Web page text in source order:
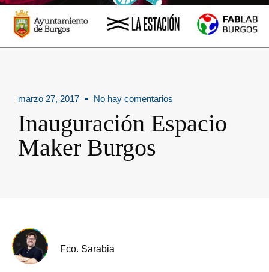
marzo 27, 2017 No hay comentarios
Inauguración Espacio
Maker Burgos
Fco. Sarabia